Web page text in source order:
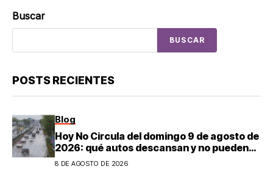
Buscar
BUSCAR
POSTS RECIENTES
Blog
Hoy No Circula del domingo 9 de agosto de
2026: qué autos descansan y no pueden
salir en CDMX y el Estado de México; estos
8 DE AGOSTO DE 2026